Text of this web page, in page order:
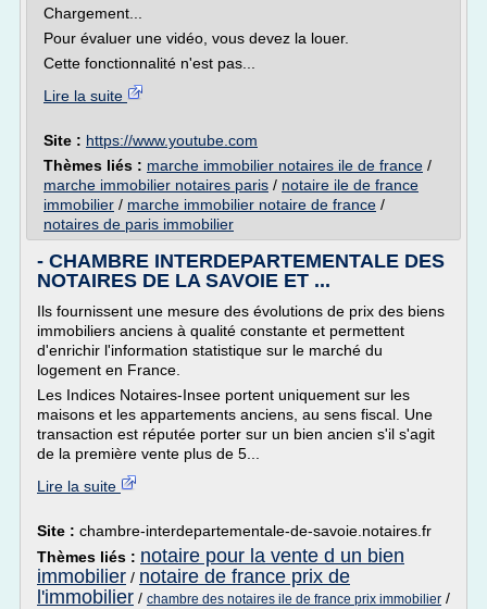
Chargement...
Pour évaluer une vidéo, vous devez la louer.
Cette fonctionnalité n'est pas...
Lire la suite
Site : https://www.youtube.com
Thèmes liés : marche immobilier notaires ile de france /
marche immobilier notaires paris / notaire ile de france
immobilier / marche immobilier notaire de france /
notaires de paris immobilier
- CHAMBRE INTERDEPARTEMENTALE DES
NOTAIRES DE LA SAVOIE ET ...
Ils fournissent une mesure des évolutions de prix des biens
immobiliers anciens à qualité constante et permettent
d'enrichir l'information statistique sur le marché du
logement en France.
Les Indices Notaires-Insee portent uniquement sur les
maisons et les appartements anciens, au sens fiscal. Une
transaction est réputée porter sur un bien ancien s'il s'agit
de la première vente plus de 5...
Lire la suite
Site : chambre-interdepartementale-de-savoie.notaires.fr
Thèmes liés : notaire pour la vente d un bien
immobilier / notaire de france prix de
l'immobilier / chambre des notaires ile de france prix immobilier /